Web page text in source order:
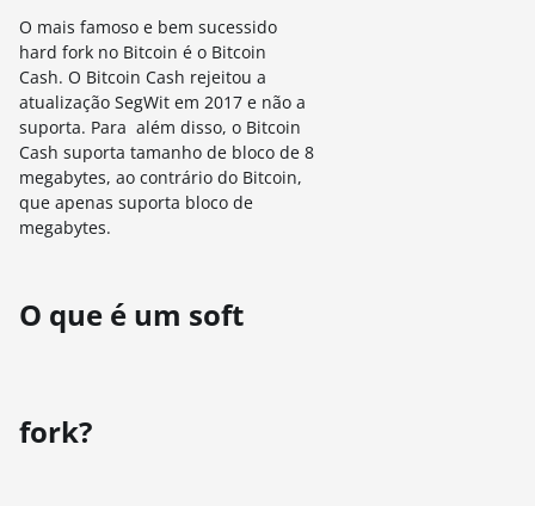
O mais famoso e bem sucessido
hard fork no Bitcoin é o Bitcoin
Cash. O Bitcoin Cash rejeitou a
atualização SegWit em 2017 e não a
suporta. Para além disso, o Bitcoin
Cash suporta tamanho de bloco de 8
megabytes, ao contrário do Bitcoin,
que apenas suporta bloco de
megabytes.
O que é um soft
fork?